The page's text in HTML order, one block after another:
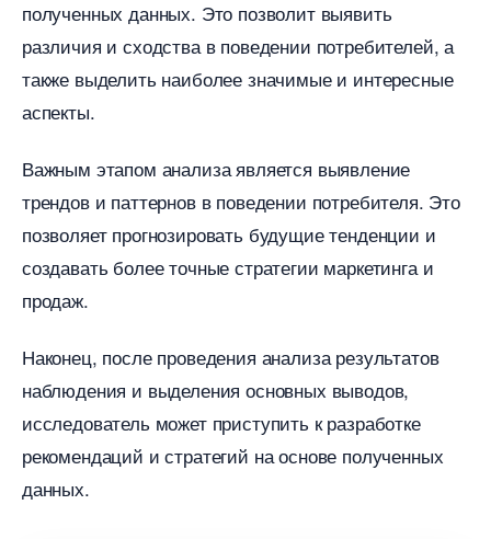
полученных данных. Это позволит выявить
различия и сходства в поведении потребителей, а
также выделить наиболее значимые и интересные
аспекты.
ажным этапом анализа является выявление
трендов и паттернов в поведении потребителя. Это
позволяет прогнозировать будущие тенденции и
создавать более точные стратегии маркетинга и
продаж.
Наконец, после проведения анализа результато
наблюдения и выделения основных выводов,
исследователь может приступить к разработке
рекомендаций и стратегий на основе полученных
данных.